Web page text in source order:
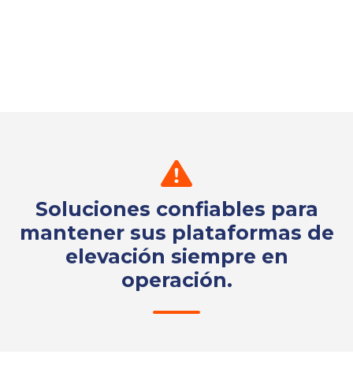
Soluciones confiables para
mantener sus plataformas de
elevación siempre en
operación.